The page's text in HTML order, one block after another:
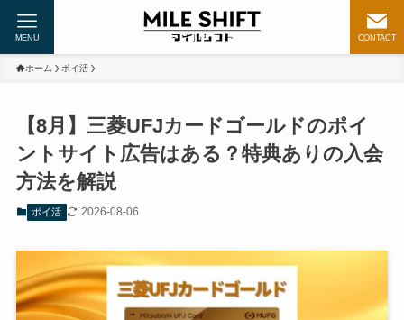
CONTACT
MENU
ホーム ポイ活
【8月】三菱UFJカードゴールドのポイ
ントサイト広告はある？特典ありの入会
方法を解説
ポイ活 2026-08-06